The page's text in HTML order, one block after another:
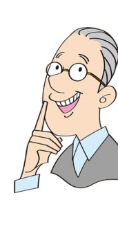
も
余